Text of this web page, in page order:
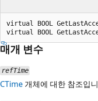
virtual BOOL
매개 변수
refTime
CTime 개체에 대한 참조입